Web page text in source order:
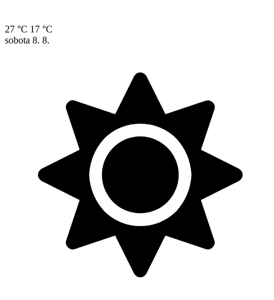
27 °C 17 °C
sobota 8. 8.